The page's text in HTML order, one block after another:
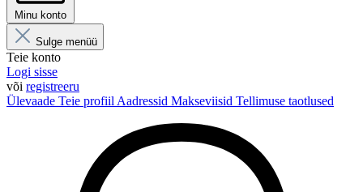
Minu konto
Sulge menüü
Teie konto
Logi sisse
või registreeru
Ülevaade Teie profiil Aadressid Makseviisid Tellimuse taotlused